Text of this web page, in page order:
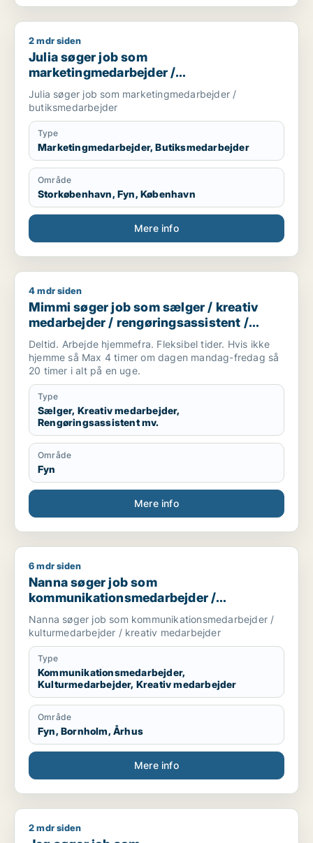
Julia søger job som marketingmedarbejder /
2 mdr siden
Julia søger job som
marketingmedarbejder /
butiksmedarbejder
Julia søger job som marketingmedarbejder /
butiksmedarbejder
Type
Marketingmedarbejder, Butiksmedarbejder
Område
Storkøbenhavn, Fyn, København
Mere info
Mimmi søger job som sælger / kreativ medarbejder /
4 mdr siden
Mimmi søger job som sælger / kreativ
medarbejder / rengøringsassistent /
ufaglært / kontorassistent
Deltid. Arbejde hjemmefra. Fleksibel tider. Hvis ikke
hjemme så Max 4 timer om dagen mandag-fredag så
20 timer i alt på en uge.
Type
Sælger, Kreativ medarbejder,
Rengøringsassistent mv.
Område
Fyn
Mere info
Nanna søger job som kommunikationsmedarbejder /
6 mdr siden
Nanna søger job som
kommunikationsmedarbejder /
kulturmedarbejder / kreativ medarbejder
Nanna søger job som kommunikationsmedarbejder /
kulturmedarbejder / kreativ medarbejder
Type
Kommunikationsmedarbejder,
Kulturmedarbejder, Kreativ medarbejder
Område
Fyn, Bornholm, Århus
Mere info
Jeg søger job som kommunikationsmedarbejder / kreativ
2 mdr siden